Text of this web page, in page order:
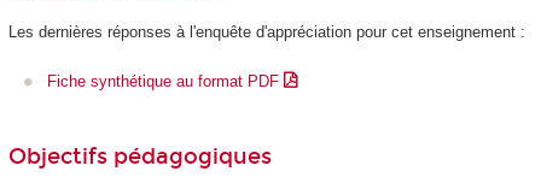
Les dernières réponses à l'enquête d'appréciation pour cet enseignement :
Fiche synthétique au format PDF
Objectifs pédagogiques